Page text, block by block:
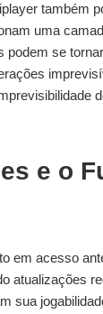
também
uma
podem se
e o
em acesso
atualizações
sua